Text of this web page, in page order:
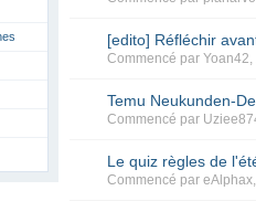
[edito] Réfléchir
Commencé parYoan42
Temu Neukunden-
Commencé par
Le quiz règles de
Commencé pareAlphax